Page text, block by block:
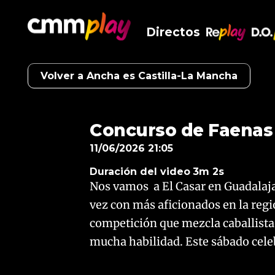
Directos
Volver a Ancha es Castilla-La Mancha
Concurso de
11/06/2026 21:05
Duración del video 3m 2s
Nos vamos a El Casar en
vez con más aficionados en la
competición que mezcla
mucha habilidad. Este sábado